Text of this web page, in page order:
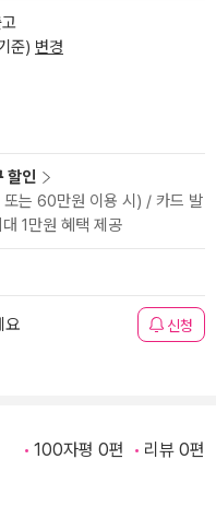
준) 변경
할인
는 60만원 이용 시) / 카드 발
1만원 혜택 제공
요 신청
100자평 0편 리뷰 0편